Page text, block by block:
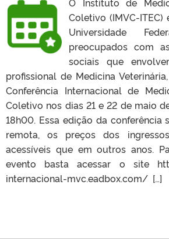
Coletivo (IMVC-
Universidade
preocupados com
sociais que
profissional de Medicina
Conferência Internacional de
Coletivo nos dias 21 e 22 de maio
18h00. Essa edição da conferência
remota, os preços dos
acessíveis que em outros anos.
evento basta acessar o site
internacional-mvc.eadbox.com/ […]